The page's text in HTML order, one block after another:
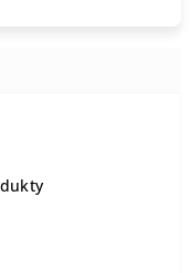
5 hvězdiček.
5 hvězdiček.